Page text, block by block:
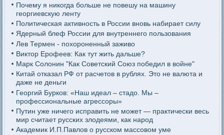
Почему я никогда больше не повешу на машину
георгиевскую ленту
Политическая активность в России вновь набирает силу
Ядерный блеф России для внутреннего пользования
Лев Термен - похороненный заживо
Виктор Ерофеев: Как тут жить дальше?
Марк Солонин "Как Советский Союз победил в войне"
Китай отказал РФ от расчетов в рублях. Это не валюта и
даже не деньги
Георгий Бурков: «Наш идеал – стадо. Мы –
профессиональные агрессоры»
Путин уже ничего исправить не может — практически весь
мир считает русских злодеями, как народ
Академик И.П.Павлов о русском массовом уме